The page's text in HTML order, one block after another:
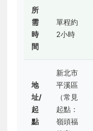
所
需
時
間
單程約
2小時
地
址/
起
點
新北市
平溪區
（常見
起點：
嶺頭福